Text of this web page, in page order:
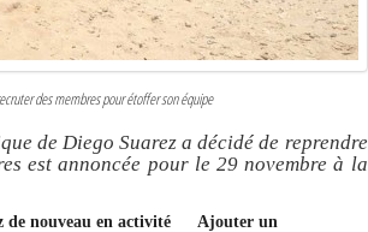
des membres pour étoffer son équipe
de Diego Suarez a décidé de reprendre
est annoncée pour le 29 novembre à la
nouveau en activité
Ajouter un